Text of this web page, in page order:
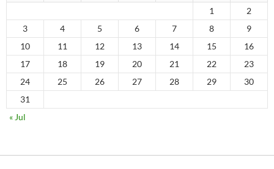
1
2
3
4 5 6 7 8
9
10
11 12 13 14 15
16
17
18 19 20 21 22
23
24
25 26 27 28 29
30
31
« Jul